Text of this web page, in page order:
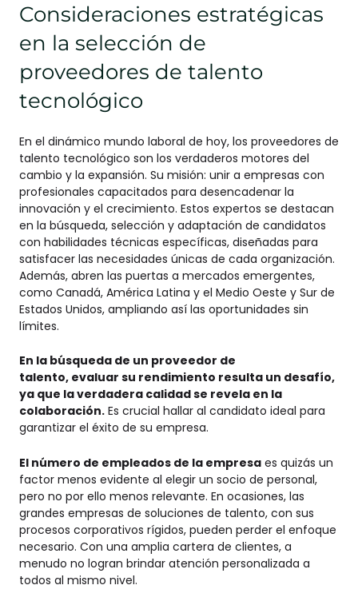
Consideraciones estratégicas
en la selección de
proveedores de talento
tecnológico
En el dinámico mundo laboral de hoy, los proveedores de
talento tecnológico son los verdaderos motores del
cambio y la expansión. Su misión: unir a empresas con
profesionales capacitados para desencadenar la
innovación y el crecimiento. Estos expertos se destacan
en la búsqueda, selección y adaptación de candidatos
con habilidades técnicas específicas, diseñadas para
satisfacer las necesidades únicas de cada organización.
Además, abren las puertas a mercados emergentes,
como Canadá, América Latina y el Medio Oeste y Sur de
Estados Unidos, ampliando así las oportunidades sin
límites.
En la búsqueda de un proveedor de
talento, evaluar su rendimiento resulta un desafío,
ya que la verdadera calidad se revela en la
colaboración. Es crucial hallar al candidato ideal para
garantizar el éxito de su empresa.
El número de empleados de la empresa es quizás un
factor menos evidente al elegir un socio de personal,
pero no por ello menos relevante. En ocasiones, las
grandes empresas de soluciones de talento, con sus
procesos corporativos rígidos, pueden perder el enfoque
necesario. Con una amplia cartera de clientes, a
menudo no logran brindar atención personalizada a
todos al mismo nivel.